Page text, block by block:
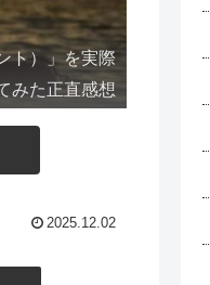
ト）」を実際
みた正直感想
2025.12.02